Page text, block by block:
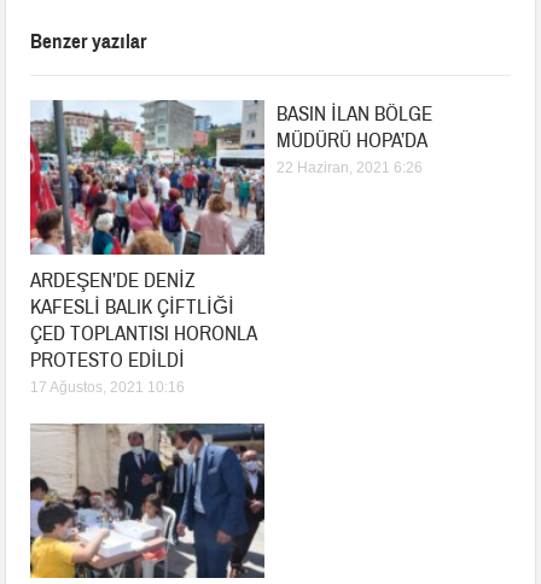
Benzer yazılar
ARDEŞEN’DE DENİZ
KAFESLİ BALIK ÇİFTLİĞİ
ÇED TOPLANTISI HORONLA
PROTESTO EDİLDİ
17 Ağustos, 2021 10:16
BASIN İLAN BÖLGE
MÜDÜRÜ HOPA’DA
22 Haziran, 2021 6:26